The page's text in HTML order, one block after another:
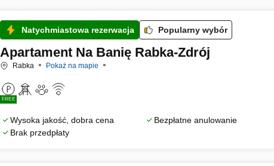
Natychmiastowa rezerwacja Popularny wybór
Apartament Na Banię Rabka-Zdrój
Rabka Pokaż na mapie
FREE
Wysoka jakość, dobra cena
Bezpłatne anulowanie
Brak przedpłaty